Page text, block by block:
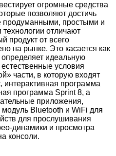
огромные средства
позволяют достичь
продуманными, простыми и
отличают
продукт от всего
на рынке. Это касается как
идеальную
условия
части, в которую входят
программа
программа Sprint 8, а
приложения,
модуль Bluetooth и WiFi для
для прослушивания
динамики и просмотра
консоли.